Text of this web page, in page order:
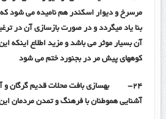
مرسرخ و دیوار اسکندر هم نامیده می شود
بنا یاد میگردد و در صورت بازسازی آن در
آن بسیار موثر می باشد و مزید اطلاع اینکه
کوههای پیش مر در بجنورد ختم می شود
۲۴-
بهسازی بافت محلات قدیم گرگان و
آشنایی هموطنان با فرهنگ و تمدن مردمان